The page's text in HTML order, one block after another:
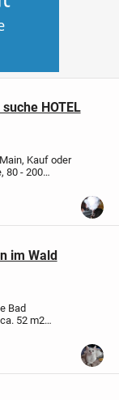
HOTEL
Kauf oder
80 - 200
wird
im Wald
Bad
52 m2
3
man zu
nicht...